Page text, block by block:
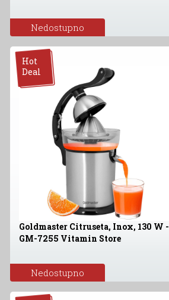
Nedostupno
Hot
Deal
Goldmaster Citruseta, Inox, 130 W -
GM-7255 Vitamin Store
Nedostupno